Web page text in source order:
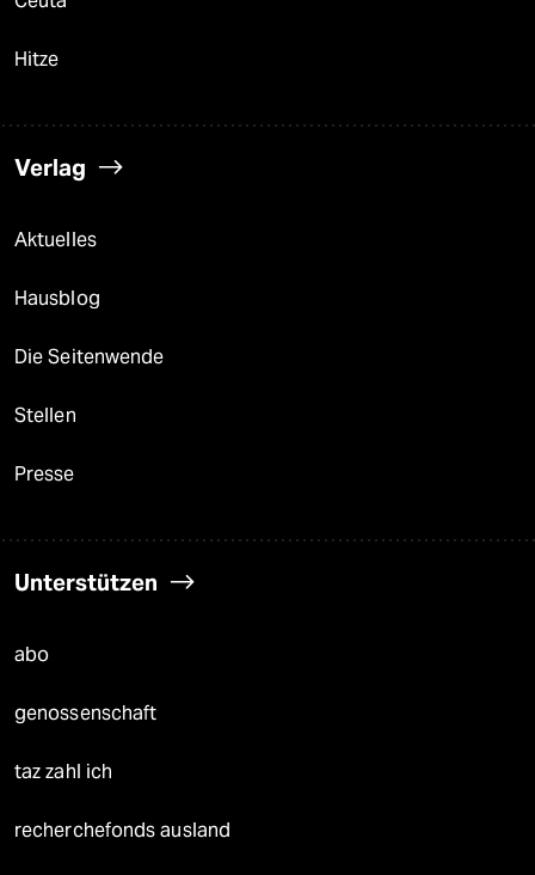
Hitze
Verlag
Aktuelles
Hausblog
Die Seitenwende
Stellen
Presse
Unterstützen
abo
genossenschaft
taz zahl ich
recherchefonds ausland